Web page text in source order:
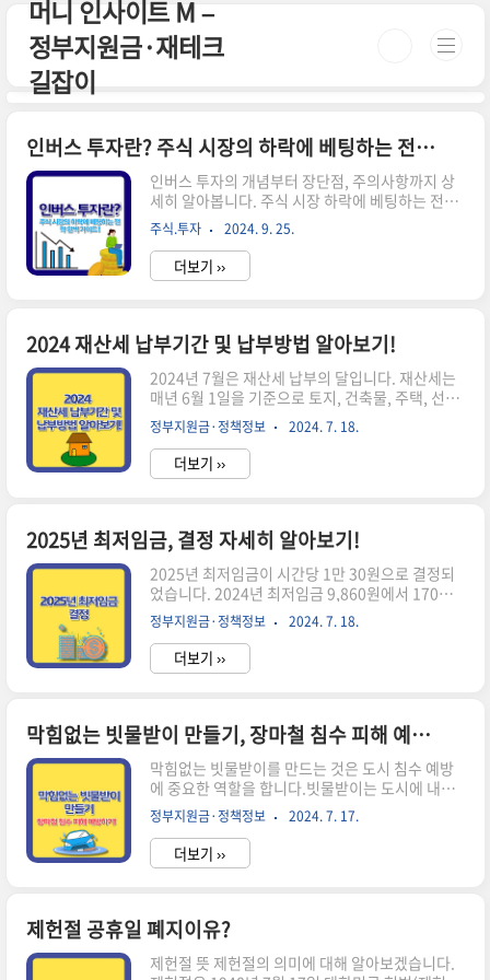
본문 바로가기
머니 인사이트 M –
정부지원금·재테크
길잡이
인버스 투자란? 주식 시장의 하락에 베팅하는 전략 완벽 가이드
인버스 투자의 개념부터 장단점, 주의사항까지 상
세히 알아봅니다. 주식 시장 하락에 베팅하는 전략
을 이해하고 효과적으로 활용하는 방법을 소개합니
다.※ 아래 버튼을 통해 "인버스 펀드" 자세히 알아
보실 수 있습니다.※인버스 펀드 알아보기! 인버스
투자의 기본 개념 인버스(inverse)는 '반대로' 또
로 사용됩니다. 인버스 투자는 주식 시장이나 특정
지수의 하락에 베팅하는 투자 전략입니다. 일반적
인 투자와는 반대로, 시장이 하락할 때 수익을 얻을
수 있는 방식입니다.1. 인버스 상품의 종류 1) 인버
스 ETF (상장지수펀드)2) 인버스 ETN (상장지수증
권)3) 인버스 펀드 이러한 상품들은 특정 지수나 자
산의..
주식.투자 2024. 9. 25.
더보기 ››
2024 재산세 납부기간 및 납부방법 알아보기!
2024년 7월은 재산세 납부의 달입니다. 재산세는
매년 6월 1일을 기준으로 토지, 건축물, 주택, 선박,
항공기 등의 재산을 소유한 사람이나 법인에게 부
과되는 지방세입니다. 재산세 납부기간 및 납부방
법에 대해 자세히 알아보겠습니다. 납부 기한을 놓
치지 않도록 주의해야 합니다. 재산세 납부기간 납
주택(1/2), 주택 외 토지 재산세 납부방법 ✅ 무인
공과금기 및 현금인출기(ATM기)를 통한 납부 ✅
전용계좌서비스 이용 납부우리, 신한, KEB하나(외
환), 국민, 기업, 우체국, 농협, 수협, 시티은행, 카카
오뱅크, 케이뱅크 ✅ 지방세 인터넷 납부서울시
ETAX(etax.se..
정부지원금·정책정보 2024. 7. 18.
더보기 ››
2025년 최저임금, 결정 자세히 알아보기!
2025년 최저임금이 시간당 1만 30원으로 결정되
었습니다. 2024년 최저임금 9,860원에서 170원
(1.7%) 인상된 금액입니다. 최저임금에 대해 자세
히 알아보겠습니다. 2025년 최저임금 주요 내용
✅ 월급 기준: 209만 6,270원 (주 40시간, 월 209
시간 근무 기준)✅ 역사적 의미: 대한민국 최저임금
니다✅ 결정 과정 ✔️ 최저임금위원회에서 노동계,
사용자, 공익위원 각 9명씩 총 27명이 참여했습니
다.✔️ 노동계는 최종적으로 1만 120원(2.6% 인
상)을, 사용자 측은 1만 30원(1.7% 인상)을 제안
했습니다.✔️ 투표 결과 14명이 찬성한 1만 30원이
최종 의결되었습니다. ✅..
정부지원금·정책정보 2024. 7. 18.
더보기 ››
막힘없는 빗물받이 만들기, 장마철 침수 피해 예방하기!
막힘없는 빗물받이를 만드는 것은 도시 침수 예방
에 중요한 역할을 합니다.빗물받이는 도시에 내린
빗물을 모아 지하 빗물관을 통해 인근 하천으로 배
출하는 기능을 합니다.하지만 빗물받이가 막히면
빗물이 제대로 배출되지 못해 심각한 침수 피해를
일으킬 수 있습니다. 빗물받이란? 빗물받이는
다 ✅ 정의빗물받이는 빗물이나 도로에 흘러내린
물을 하수관으로 흘려보내는 시설입니다. ✅ 목적
주요 목적은 호우로 인한 침수 등 안전사고를 예방
정부지원금·정책정보 2024. 7. 17.
더보기 ››
제헌절 공휴일 폐지이유?
제헌절 뜻 제헌절의 의미에 대해 알아보겠습니다.